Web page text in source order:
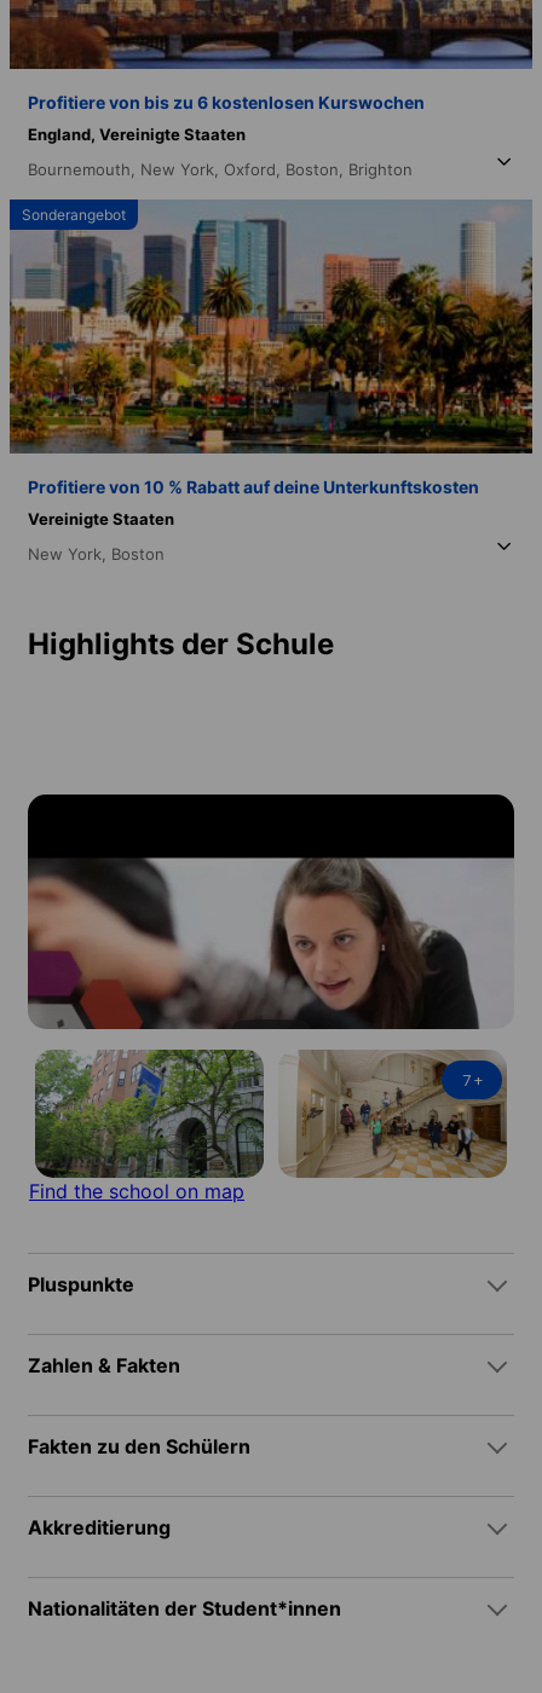
Profitiere von bis zu 6 kostenlosen Kurswochen
England, Vereinigte Staaten
Bournemouth, New York, Oxford, Boston, Brighton
Sonderangebot
Profitiere von 10 % Rabatt auf deine Unterkunftskosten
Vereinigte Staaten
New York, Boston
Highlights der Schule
7+
Find the school on map
Pluspunkte
Zahlen & Fakten
Fakten zu den Schülern
Akkreditierung
Nationalitäten der Student*innen